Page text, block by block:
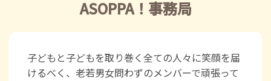
ASOPPA！事務局
子どもと子どもを取り巻く全ての人々に笑顔を届
けるべく、老若男女問わずのメンバーで頑張って